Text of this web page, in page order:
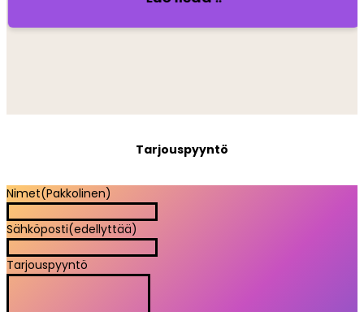
Tarjouspyyntö
Nimet(Pakkolinen)
Sähköposti(edellyttää)
Tarjouspyyntö